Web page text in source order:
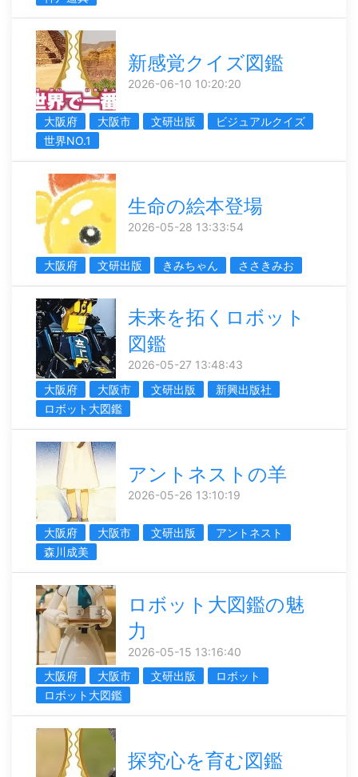
新感覚クイズ図鑑
2026-06-10 10:20:20
大阪府 大阪市 文研出版
ビジュアルクイズ
世界NO.1
生命の絵本登場
2026-05-28 13:33:54
大阪府 文研出版 きみちゃん ささきみお
未来を拓くロボット
図鑑
2026-05-27 13:48:43
大阪府
大阪市 文研出版
新興出版社
ロボット大図鑑
アントネストの羊
2026-05-26 13:10:19
大阪府 大阪市 文研出版
アントネスト
森川成美
ロボット大図鑑の魅
力
2026-05-15 13:16:40
大阪府
大阪市 文研出版
ロボット
ロボット大図鑑
探究心を育む図鑑